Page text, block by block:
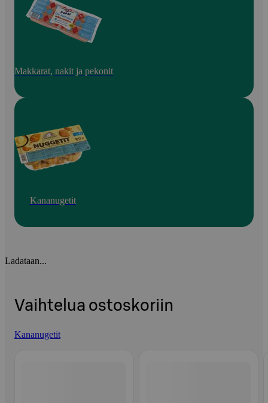
Makkarat, nakit ja pekonit
Kananugetit
Ladataan...
Vaihtelua ostoskoriin
Kananugetit